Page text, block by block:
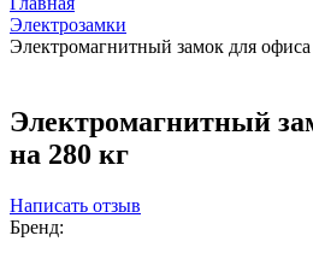
Электрозамки
Электромагнитный замок для
Электромагнитный
на 280 кг
Написать отзыв
Бренд: